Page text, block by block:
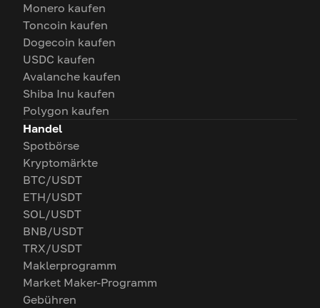
Monero kaufen
Toncoin kaufen
Dogecoin kaufen
USDC kaufen
Avalanche kaufen
Shiba Inu kaufen
Polygon kaufen
Handel
Spotbörse
Kryptomärkte
BTC/USDT
ETH/USDT
SOL/USDT
BNB/USDT
TRX/USDT
Maklerprogramm
Market Maker-Programm
Gebühren